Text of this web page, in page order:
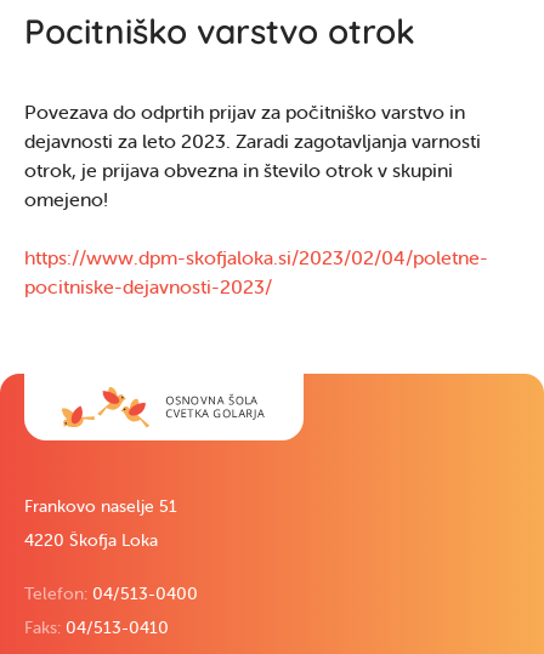
Pocitniško varstvo otrok
Povezava do odprtih prijav za počitniško varstvo in
dejavnosti za leto 2023. Zaradi zagotavljanja varnosti
otrok, je prijava obvezna in število otrok v skupini
omejeno!
https://www.dpm-skofjaloka.si/2023/02/04/poletne-
pocitniske-dejavnosti-2023/
Frankovo naselje 51
4220 Škofja Loka
Telefon: 04/513-0400
Faks: 04/513-0410